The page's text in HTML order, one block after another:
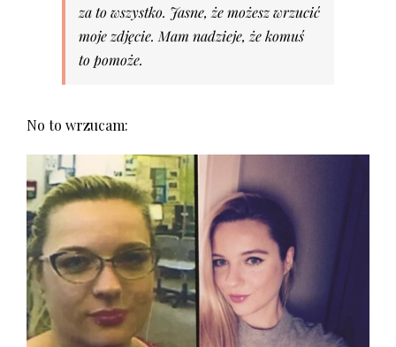
za to wszystko. Jasne, że możesz wrzucić
moje zdjęcie. Mam nadzieje, że komuś
to pomoże.
No to wrzucam: